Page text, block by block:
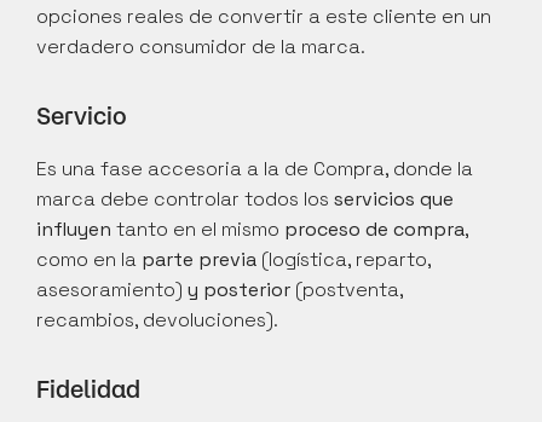
opciones reales de convertir a este cliente en un
verdadero consumidor de la marca.
Servicio
Es una fase accesoria a la de Compra, donde la
marca debe controlar todos los servicios que
influyen tanto en el mismo proceso de compra,
como en la parte previa (logística, reparto,
asesoramiento) y posterior (postventa,
recambios, devoluciones).
Fidelidad